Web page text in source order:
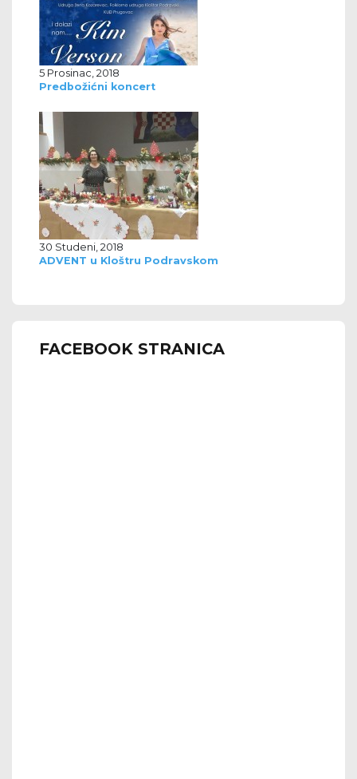
5 Prosinac, 2018
Predbožićni koncert
30 Studeni, 2018
ADVENT u Kloštru Podravskom
FACEBOOK STRANICA